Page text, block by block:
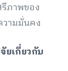
ภาพของ
วามมั่นคง
ยเกี่ยวกับ